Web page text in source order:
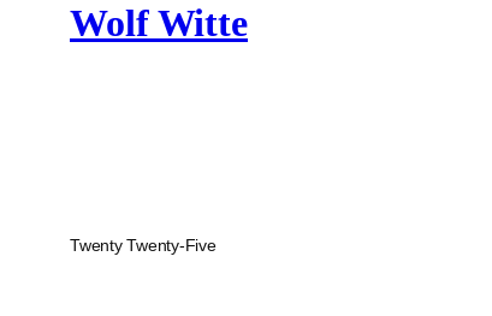
Wolf Witte
Twenty Twenty-Five